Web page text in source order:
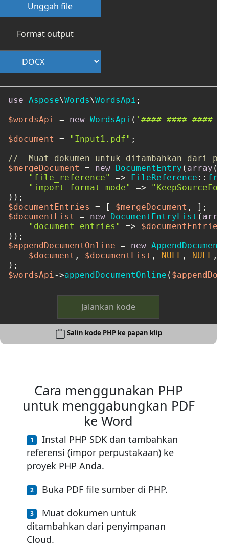
Unggah file
Format output
use Aspose\Words\WordsApi ;
$wordsApi = new WordsApi ( '####-####-####-
$document
= "Input1.pdf" ;
//  Muat dokumen untuk ditambahkan dari
$mergeDocument
= new DocumentEntry ( array (
"file_reference"
=> FileReference ::
"import_format_mode"
=>
$documentEntries
= [ $mergeDocument
$documentList
= new DocumentEntryList ( array
"document_entries"
=> $documentEntries
$appendDocumentOnline = new
$document , $documentList , NULL , NULL ,
$wordsApi->appendDocumentOnline (
Jalankan kode
Salin kode PHP ke papan klip
Cara menggunakan PHP
untuk menggabungkan PDF
ke Word
Instal PHP SDK dan tambahkan
referensi (impor perpustakaan) ke
proyek PHP Anda.
Buka PDF file sumber di PHP.
Muat dokumen untuk
ditambahkan dari penyimpanan
Cloud.